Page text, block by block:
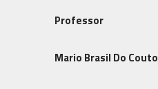
Professor
Mario Brasil Do Couto